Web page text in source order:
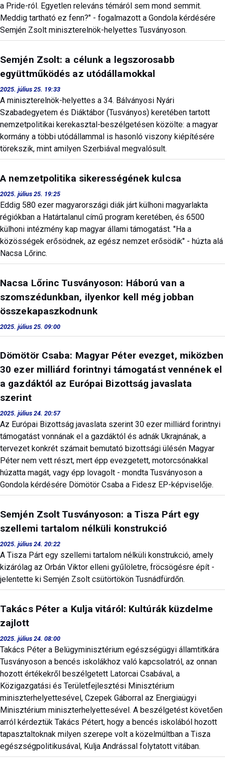
a Pride-ról. Egyetlen releváns témáról sem mond semmit.
Meddig tartható ez fenn?" - fogalmazott a Gondola kérdésére
Semjén Zsolt miniszterelnök-helyettes Tusványoson.
Semjén Zsolt: a célunk a legszorosabb
együttműködés az utódállamokkal
2025. július 25. 19:33
A miniszterelnök-helyettes a 34. Bálványosi Nyári
Szabadegyetem és Diáktábor (Tusványos) keretében tartott
nemzetpolitikai kerekasztal-beszélgetésen közölte: a magyar
kormány a többi utódállammal is hasonló viszony kiépítésére
törekszik, mint amilyen Szerbiával megvalósult.
A nemzetpolitika sikerességének kulcsa
2025. július 25. 19:25
Eddig 580 ezer magyarországi diák járt külhoni magyarlakta
régiókban a Határtalanul című program keretében, és 6500
külhoni intézmény kap magyar állami támogatást. "Ha a
közösségek erősödnek, az egész nemzet erősödik" - húzta alá
Nacsa Lőrinc.
Nacsa Lőrinc Tusványoson: Háború van a
szomszédunkban, ilyenkor kell még jobban
összekapaszkodnunk
2025. július 25. 09:00
Dömötör Csaba: Magyar Péter evezget, miközben
30 ezer milliárd forintnyi támogatást vennének el
a gazdáktól az Európai Bizottság javaslata
szerint
2025. július 24. 20:57
Az Európai Bizottság javaslata szerint 30 ezer milliárd forintnyi
támogatást vonnának el a gazdáktól és adnák Ukrajnának, a
tervezet konkrét számait bemutató bizottsági ülésén Magyar
Péter nem vett részt, mert épp evezgetett, motorcsónakkal
húzatta magát, vagy épp lovagolt - mondta Tusványoson a
Gondola kérdésére Dömötör Csaba a Fidesz EP-képviselője.
Semjén Zsolt Tusványoson: a Tisza Párt egy
szellemi tartalom nélküli konstrukció
2025. július 24. 20:22
A Tisza Párt egy szellemi tartalom nélküli konstrukció, amely
kizárólag az Orbán Viktor elleni gyűlöletre, fröcsögésre épít -
jelentette ki Semjén Zsolt csütörtökön Tusnádfürdőn.
Takács Péter a Kulja vitáról: Kultúrák küzdelme
zajlott
2025. július 24. 08:00
Takács Péter a Belügyminisztérium egészségügyi államtitkára
Tusványoson a bencés iskolákhoz való kapcsolatról, az onnan
hozott értékekről beszélgetett Latorcai Csabával, a
Közigazgatási és Területfejlesztési Minisztérium
miniszterhelyettesével, Czepek Gáborral az Energiaügyi
Minisztérium miniszterhelyettesével. A beszélgetést követően
arról kérdeztük Takács Pétert, hogy a bencés iskolából hozott
tapasztaltoknak milyen szerepe volt a közelmúltban a Tisza
egészségpolitikusával, Kulja Andrással folytatott vitában.